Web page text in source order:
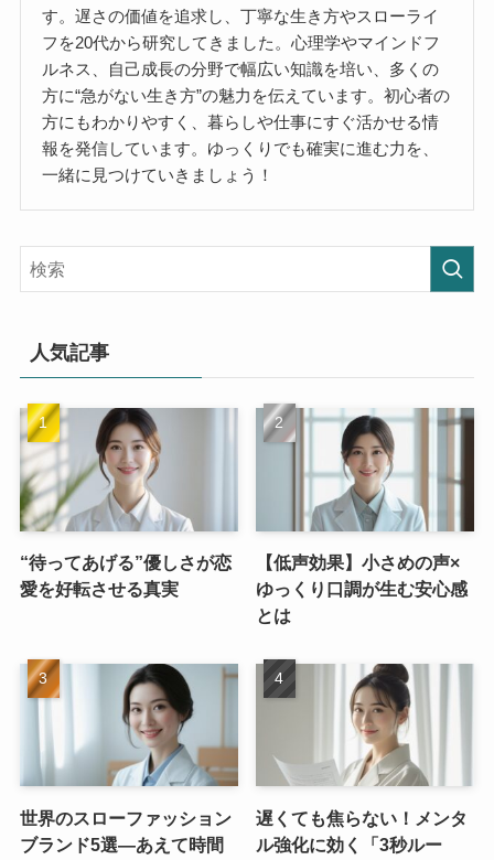
す。遅さの価値を追求し、丁寧な生き方やスローライ
フを20代から研究してきました。心理学やマインドフ
ルネス、自己成長の分野で幅広い知識を培い、多くの
方に“急がない生き方”の魅力を伝えています。初心者の
方にもわかりやすく、暮らしや仕事にすぐ活かせる情
報を発信しています。ゆっくりでも確実に進む力を、
一緒に見つけていきましょう！
人気記事
“待ってあげる”優しさが恋
愛を好転させる真実
【低声効果】小さめの声×
ゆっくり口調が生む安心感
とは
世界のスローファッション
ブランド5選—あえて時間
遅くても焦らない！メンタ
ル強化に効く「3秒ルー